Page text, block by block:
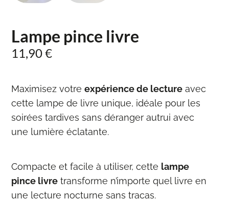
Lampe pince livre
11,90€
Maximisez votreexpérience de lecture avec
cette lampe de livre unique, idéale pour les
soirées tardives sans déranger autrui avec
une lumière éclatante.
Compacte et facile à utiliser, cette lampe
pince livre transforme n’importe quel livre en
une lecture nocturne sans tracas.